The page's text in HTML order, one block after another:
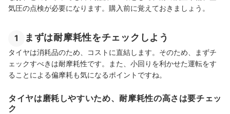
気圧の点検が必要になります。購入前に覚えておきましょう。
1 まずは耐摩耗性をチェックしよう
タイヤは消耗品のため、コストに直結します。そのため、まずチ
ェックすべきは耐摩耗性です。また、小回りを利かせた運転をす
ることによる偏摩耗も気になるポイントですね。
タイヤは磨耗しやすいため、耐摩耗性の高さは要チェッ
ク